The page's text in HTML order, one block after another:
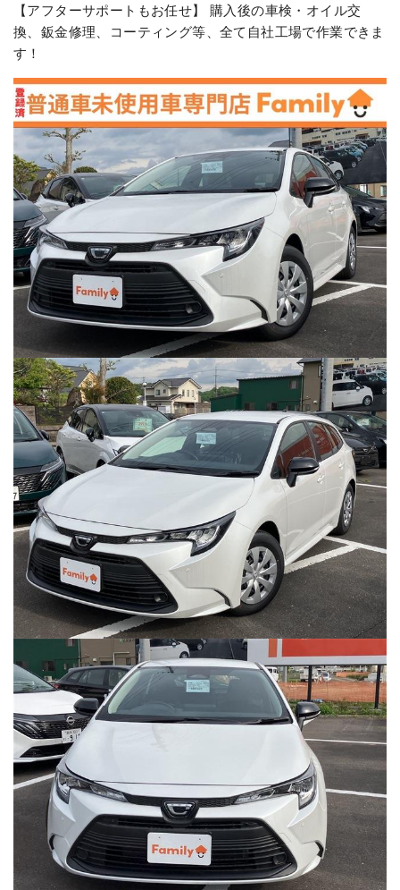
【アフターサポートもお任せ】 購入後の車検・オイル交
換、鈑金修理、コーティング等、全て自社工場で作業できま
す！